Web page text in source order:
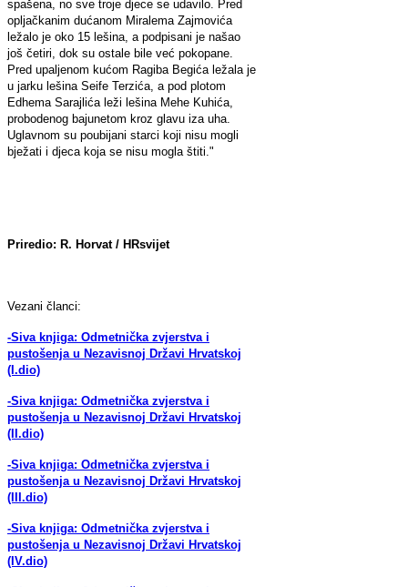
spašena, no sve troje djece se udavilo. Pred
opljačkanim dućanom Miralema Zajmovića
ležalo je oko 15 lešina, a podpisani je našao
još četiri, dok su ostale bile već pokopane.
Pred upaljenom kućom Ragiba Begića ležala je
u jarku lešina Seife Terzića, a pod plotom
Edhema Sarajlića leži lešina Mehe Kuhića,
probodenog bajunetom kroz glavu iza uha.
Uglavnom su poubijani starci koji nisu mogli
bježati i djeca koja se nisu mogla štiti."
Priredio: R. Horvat / HRsvijet
Vezani članci:
-Siva knjiga: Odmetnička zvjerstva i
pustošenja u Nezavisnoj Državi Hrvatskoj
(I.dio)
-Siva knjiga: Odmetnička zvjerstva i
pustošenja u Nezavisnoj Državi Hrvatskoj
(II.dio)
-Siva knjiga: Odmetnička zvjerstva i
pustošenja u Nezavisnoj Državi Hrvatskoj
(III.dio)
-Siva knjiga: Odmetnička zvjerstva i
pustošenja u Nezavisnoj Državi Hrvatskoj
(IV.dio)